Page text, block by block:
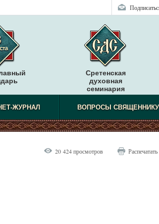
Сретенская
духовная
семинария
ЖУРНАЛ ВОПРОСЫ СВЯЩЕННИКУ
20 424 просмотров Распечатать